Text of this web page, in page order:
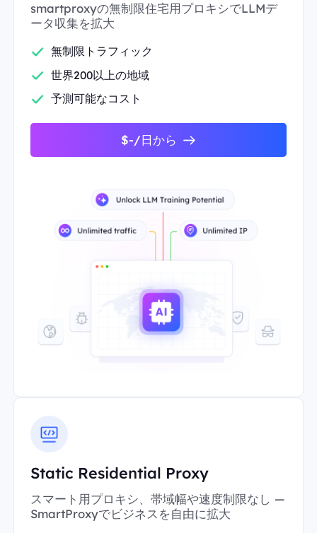
smartproxyの無制限住宅用プロキシでLLMデ
ータ収集を拡大
無制限トラフィック
世界200以上の地域
予測可能なコスト
$-/日から
Static Residential Proxy
スマート用プロキシ、帯域幅や速度制限なし —
SmartProxyでビジネスを自由に拡大